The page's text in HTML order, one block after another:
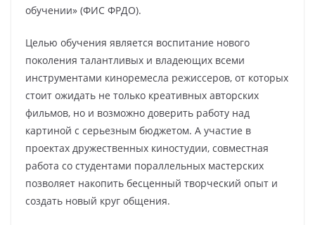
обучении» (ФИС ФРДО).
Целью обучения является воспитание нового
поколения талантливых и владеющих всеми
инструментами киноремесла режиссеров, от которых
стоит ожидать не только креативных авторских
фильмов, но и возможно доверить работу над
картиной с серьезным бюджетом. А участие в
проектах дружественных киностудии, совместная
работа со студентами пораллельных мастерских
позволяет накопить бесценный творческий опыт и
создать новый круг общения.